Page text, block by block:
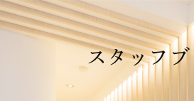
スタッフ